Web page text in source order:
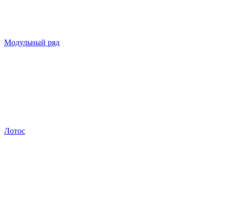
Модульный ряд
Лотос